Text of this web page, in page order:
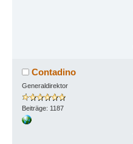
Contadino
Generaldirektor
Beiträge: 1187